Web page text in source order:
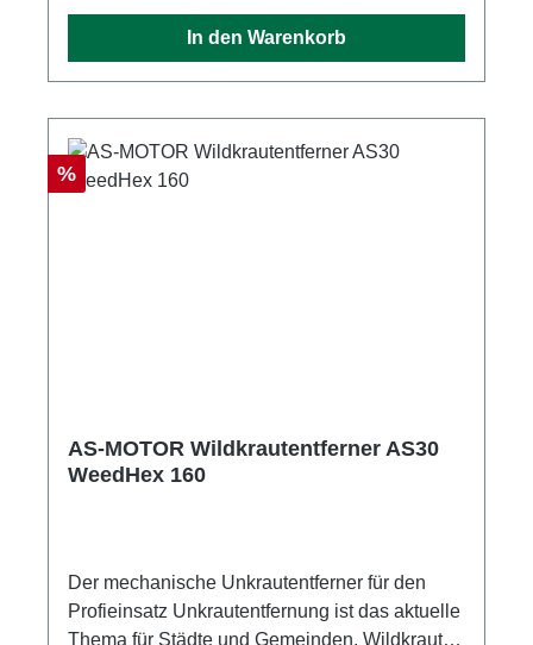
Begleiter das ganze Jahr über.
In den Warenkorb
Rabatt
%
AS-MOTOR Wildkrautentferner AS30
WeedHex 160
Der mechanische Unkrautentferner für den
Profieinsatz Unkrautentfernung ist das aktuelle
Thema für Städte und Gemeinden. Wildkraut